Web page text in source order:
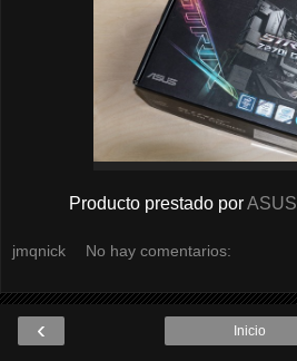
Producto prestado porASUS
jmqnick No hay comentarios:
‹ Inicio